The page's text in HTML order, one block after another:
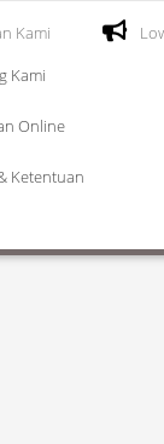
Kami
Kami
Online
Ketentuan